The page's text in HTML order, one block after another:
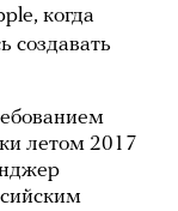
когда
создавать
летом 2017